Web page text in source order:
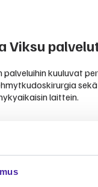
Viksu
palveluihin kuuluvat
laittein.